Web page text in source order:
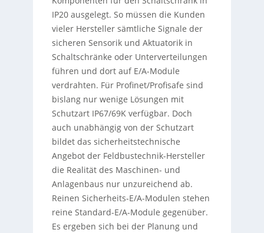
IP20 ausgelegt. So müssen die Kunden
vieler Hersteller sämtliche Signale der
sicheren Sensorik und Aktuatorik in
Schaltschränke oder Unterverteilungen
führen und dort auf E/A-Module
verdrahten. Für Profinet/Profisafe sind
bislang nur wenige Lösungen mit
Schutzart IP67/69K verfügbar. Doch
auch unabhängig von der Schutzart
bildet das sicherheitstechnische
Angebot der Feldbustechnik-Hersteller
die Realität des Maschinen- und
Anlagenbaus nur unzureichend ab.
Reinen Sicherheits-E/A-Modulen stehen
reine Standard-E/A-Module gegenüber.
Es ergeben sich bei der Planung und